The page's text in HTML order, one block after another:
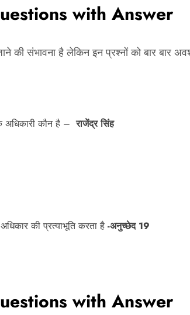
with Answer
की संभावना है लेकिन इन प्रश्नों को बार बार
अधिकारी कौन है – राजेंद्र सिंह
की प्रत्याभूति करता है -अनुच्छेद 19
with Answer